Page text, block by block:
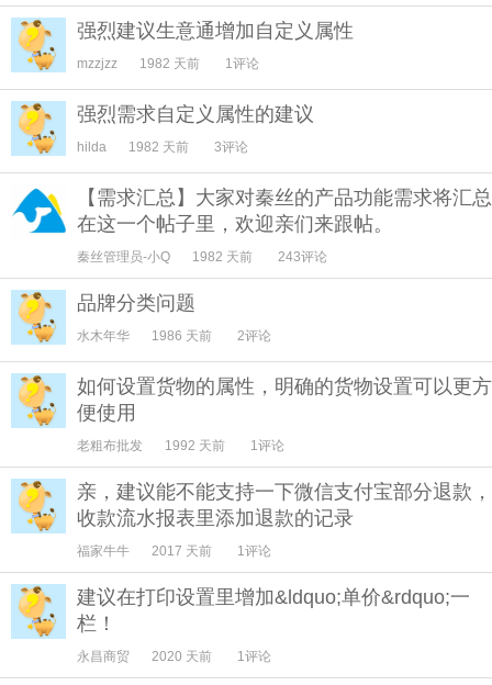
强烈建议生意通增加自定义属性
mzzjzz 1982 天前 1评论
强烈需求自定义属性的建议
hilda 1982 天前 3评论
【需求汇总】大家对秦丝的产品功能需求将汇总
在这一个帖子里，欢迎亲们来跟帖。
秦丝管理员-小Q 1982 天前 243评论
品牌分类问题
水木年华 1986 天前 2评论
如何设置货物的属性，明确的货物设置可以更方
便使用
老粗布批发 1992 天前 1评论
亲，建议能不能支持一下微信支付宝部分退款，
收款流水报表里添加退款的记录
福家牛牛 2017 天前 1评论
建议在打印设置里增加&ldquo;单价&rdquo;一
栏！
永昌商贸 2020 天前 1评论